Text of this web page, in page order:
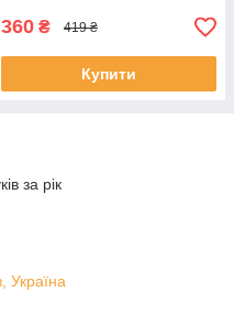
360 ₴ 419 ₴
Купити
за рік
Україна